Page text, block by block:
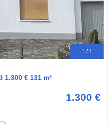
1 / 1
€ 131 m²
1.300 €